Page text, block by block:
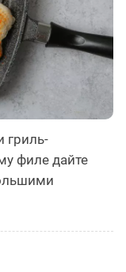
гриль-
филе дайте